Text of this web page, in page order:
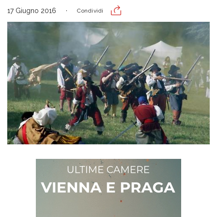
17 Giugno 2016 Condividi